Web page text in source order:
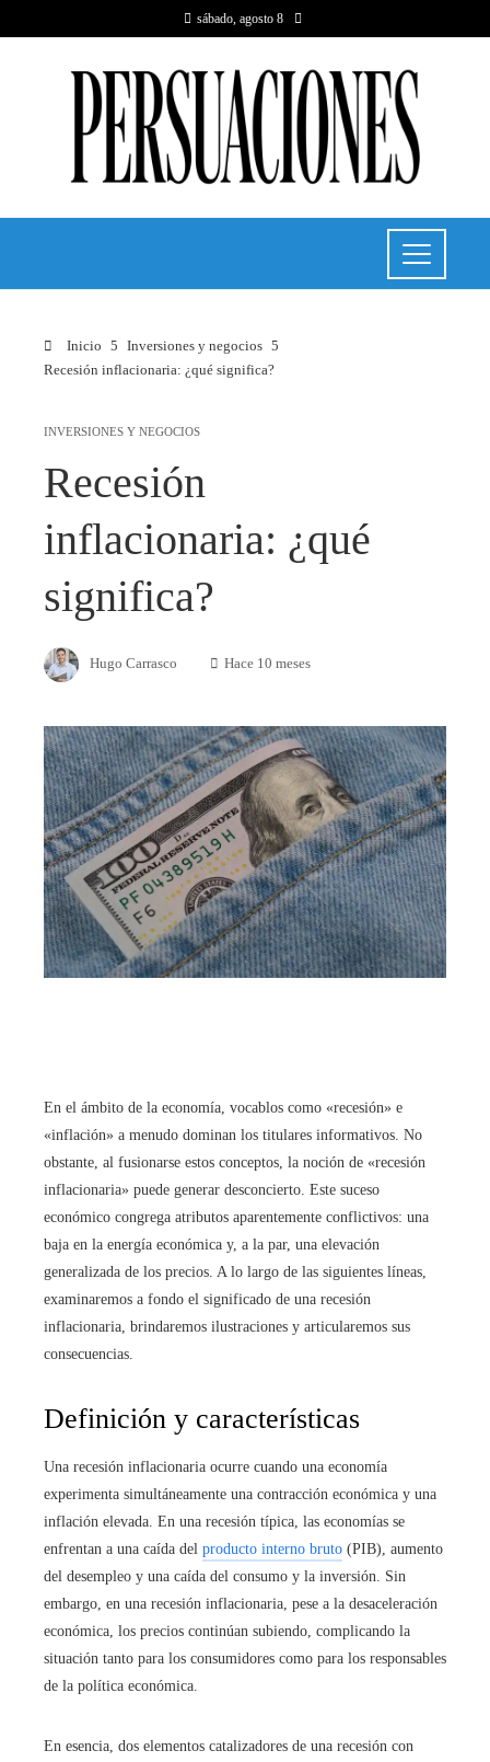
sábado, agosto 8
Inicio
Inversiones y negocios
Recesión inflacionaria: ¿qué significa?
INVERSIONES Y NEGOCIOS
Recesión
inflacionaria: ¿qué
significa?
Hugo Carrasco Hace 10 meses
En el ámbito de la economía, vocablos como «recesión» e
«inflación» a menudo dominan los titulares informativos. No
obstante, al fusionarse estos conceptos, la noción de «recesión
inflacionaria» puede generar desconcierto. Este suceso
económico congrega atributos aparentemente conflictivos: una
baja en la energía económica y, a la par, una elevación
generalizada de los precios. A lo largo de las siguientes líneas,
examinaremos a fondo el significado de una recesión
inflacionaria, brindaremos ilustraciones y articularemos sus
consecuencias.
Definición y características
Una recesión inflacionaria ocurre cuando una economía
experimenta simultáneamente una contracción económica y una
inflación elevada. En una recesión típica, las economías se
enfrentan a una caída del producto interno bruto (PIB), aumento
del desempleo y una caída del consumo y la inversión. Sin
embargo, en una recesión inflacionaria, pese a la desaceleración
económica, los precios continúan subiendo, complicando la
situación tanto para los consumidores como para los responsables
de la política económica.
En esencia, dos elementos catalizadores de una recesión con